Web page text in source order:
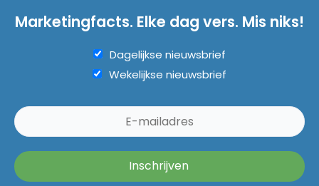
Marketingfacts. Elke dag vers. Mis niks!
Dagelijkse nieuwsbrief
Wekelijkse nieuwsbrief